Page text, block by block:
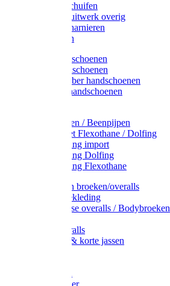
Grendels/schuifen
Hang en sluitwerk overig
Hengen/scharnieren
Scharnieren
Latex handschoenen
Leren handschoenen
PVC / Rubber handschoenen
Katoenen handschoenen
Plukmouwen / Beenpijpen
Reparatieset Flexothane / Dolfing
Regenkleding import
Regenkleding Dolfing
Regenkleding Flexothane
Toebehoren broeken/overalls
Signalisatiekleding
Amerikaanse overalls / Bodybroeken
Kinderoveralls
Stofjassen & korte jassen
Bodywarmer